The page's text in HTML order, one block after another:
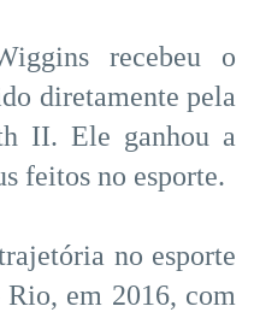
recebeu o
diretamente pela
II. Ele ganhou a
feitos no esporte.
no esporte
Rio, em 2016, com